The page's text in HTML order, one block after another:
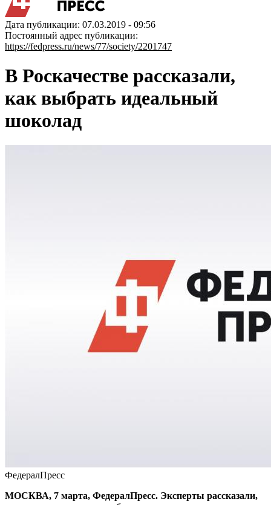
Дата публикации: 07.03.2019 - 09:56
Постоянный адрес публикации:
https://fedpress.ru/news/77/society/2201747
В Роскачестве рассказали,
как выбрать идеальный
шоколад
ФедералПресс
МОСКВА, 7 марта, ФедералПресс. Эксперты рассказали,